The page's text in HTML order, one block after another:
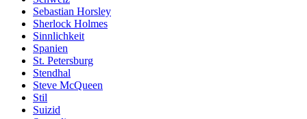
Sebastian Horsley
Sherlock Holmes
Sinnlichkeit
Spanien
St. Petersburg
Stendhal
Steve McQueen
Stil
Suizid